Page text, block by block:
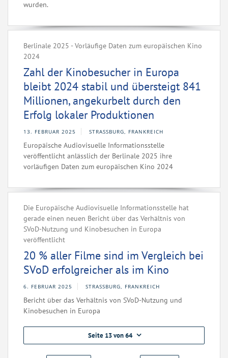
wurden.
Berlinale 2025 - Vorläufige Daten zum europäischen Kino
2024
Zahl der Kinobesucher in Europa
bleibt 2024 stabil und übersteigt 841
Millionen, angekurbelt durch den
Erfolg lokaler Produktionen
13. FEBRUAR 2025 STRASSBURG, FRANKREICH
Europäische Audiovisuelle Informationsstelle
veröffentlicht anlässlich der Berlinale 2025 ihre
vorläufigen Daten zum europäischen Kino 2024
Die Europäische Audiovisuelle Informationsstelle hat
gerade einen neuen Bericht über das Verhältnis von
SVoD-Nutzung und Kinobesuchen in Europa
veröffentlicht
20 % aller Filme sind im Vergleich bei
SVoD erfolgreicher als im Kino
6. FEBRUAR 2025 STRASSBURG, FRANKREICH
Bericht über das Verhältnis von SVoD-Nutzung und
Kinobesuchen in Europa
Seite 13 von 64